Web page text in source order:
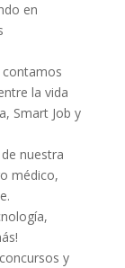
en
la vida
Smart Job y
nuestra
médico,
y